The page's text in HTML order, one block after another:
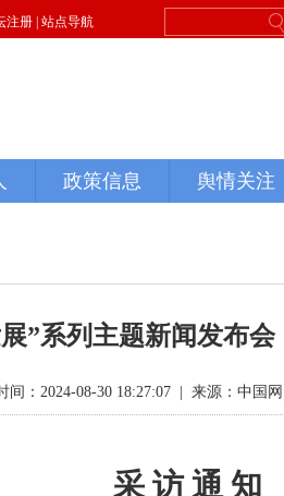
”系列主题新闻发布会
间：2024-08-30 18:27:07 来源：中国网
采 访 通 知